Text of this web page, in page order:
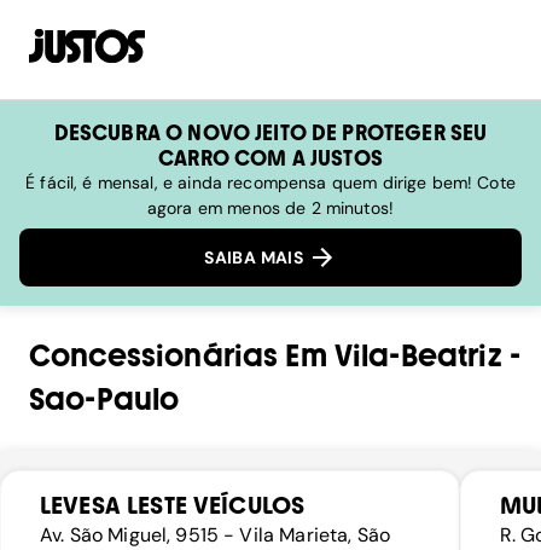
DESCUBRA O NOVO JEITO DE PROTEGER SEU
CARRO COM A JUSTOS
É fácil, é mensal, e ainda recompensa quem dirige bem! Cote
agora em menos de 2 minutos!
SAIBA MAIS
Concessionárias Em Vila-Beatriz -
Sao-Paulo
LEVESA LESTE VEÍCULOS
Av. São Miguel, 9515 - Vila Marieta, São
R.